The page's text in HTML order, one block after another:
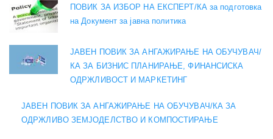
ПОВИК ЗА ИЗБОР НА ЕКСПЕРТ/КА за подготовка
на Документ за јавна политика
ЈАВЕН ПОВИК ЗА АНГАЖИРАЊЕ НА ОБУЧУВАЧ/
КА ЗА БИЗНИС ПЛАНИРАЊЕ, ФИНАНСИСКА
ОДРЖЛИВОСТ И МАРКЕТИНГ
ЈАВЕН ПОВИК ЗА АНГАЖИРАЊЕ НА ОБУЧУВАЧ/КА ЗА
ОДРЖЛИВО ЗЕМЈОДЕЛСТВО И КОМПОСТИРАЊЕ